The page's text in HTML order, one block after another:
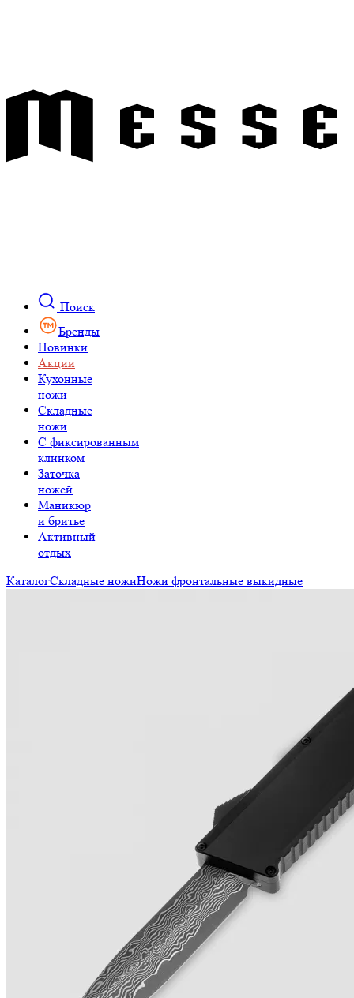
Поиск
Бренды
Новинки
Акции
Кухонные
ножи
Складные
ножи
C фиксированным
клинком
Заточка
ножей
Маникюр
и бритье
Активный
отдых
КаталогСкладные ножиНожи фронтальные выкидные